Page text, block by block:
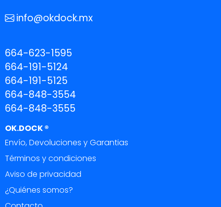
info@okdock.mx
664-623-1595
664-191-5124
664-191-5125
664-848-3554
664-848-3555
OK.DOCK ®
Envío, Devoluciones y Garantias
Términos y condiciones
Aviso de privacidad
¿Quiénes somos?